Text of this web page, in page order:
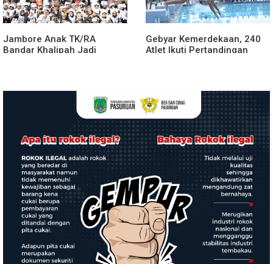
Jambore Anak TK/RA
Bandar Khalipah Jadi
Gebyar Kemerdekaan, 240
Atlet Ikuti Pertandingan